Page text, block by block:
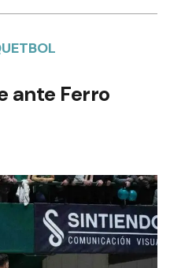
ante Ferro